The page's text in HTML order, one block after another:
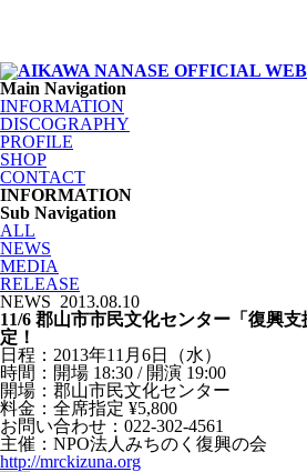
Main Navigation
INFORMATION
DISCOGRAPHY
PROFILE
SHOP
CONTACT
INFORMATION
Sub Navigation
ALL
NEWS
MEDIA
RELEASE
NEWS 2013.08.10
11/6 郡山市市民文化センター「復興
定！
日程：2013年11月6日（水）
時間：開場 18:30 / 開演 19:00
開場：郡山市民文化センター
料金：全席指定 ¥5,800
お問い合わせ：022-302-4561
主催：NPO法人みちのく復興の会
http://mrckizuna.org